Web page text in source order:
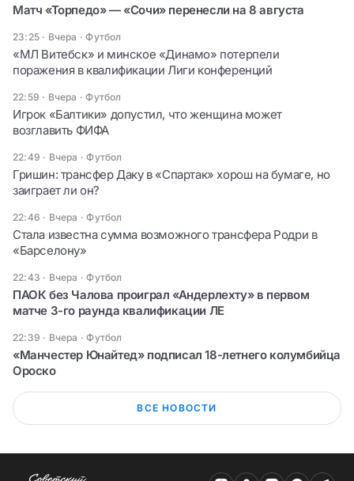
Матч «Торпедо» — «Сочи» перенесли на 8 августа
23:25 · Вчера ·Футбол
«МЛ Витебск» и минское «Динамо» потерпели
поражения в квалификации Лиги конференций
22:59 · Вчера ·Футбол
Игрок «Балтики» допустил, что женщина может
возглавить ФИФА
22:49 · Вчера ·Футбол
Гришин: трансфер Даку в «Спартак» хорош на бумаге, но
заиграет ли он?
22:46 · Вчера ·Футбол
Стала известна сумма возможного трансфера Родри в
«Барселону»
22:43 · Вчера ·Футбол
ПАОК без Чалова проиграл «Андерлехту» в первом
матче 3-го раунда квалификации ЛЕ
22:39 · Вчера ·Футбол
«Манчестер Юнайтед» подписал 18-летнего колумбийца
Ороско
ВСЕ НОВОСТИ